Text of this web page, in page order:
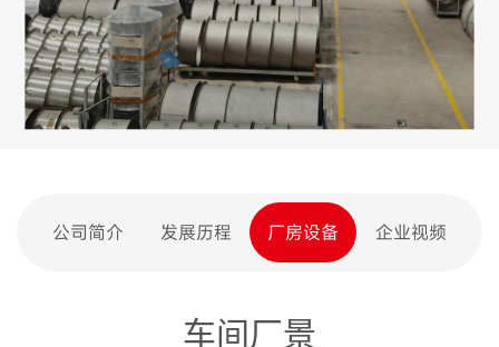
公司简介 发展历程 厂房设备 企业视频
车间厂景